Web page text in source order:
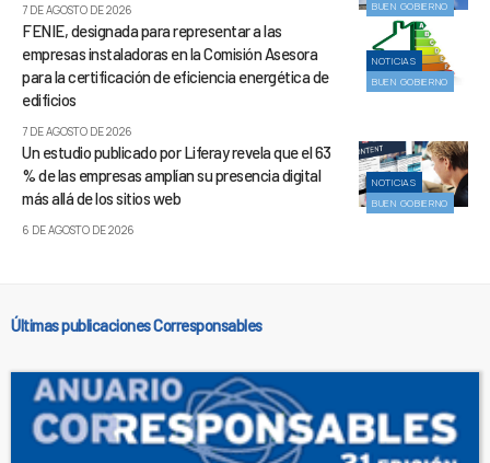
BUEN GOBIERNO
7 DE AGOSTO DE 2026
NOTICIAS
BUEN GOBIERNO
FENIE, designada para representar a las
empresas instaladoras en la Comisión Asesora
para la certificación de eficiencia energética de
edificios
7 DE AGOSTO DE 2026
NOTICIAS
BUEN GOBIERNO
Un estudio publicado por Liferay revela que el 63
% de las empresas amplían su presencia digital
más allá de los sitios web
6 DE AGOSTO DE 2026
Últimas publicaciones Corresponsables